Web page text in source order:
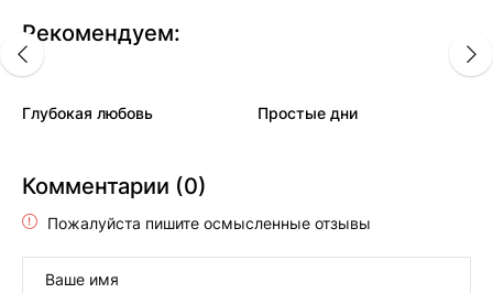
Рекомендуем:
Глубокая любовь Простые дни
Комментарии (0)
Пожалуйста пишите осмысленные отзывы